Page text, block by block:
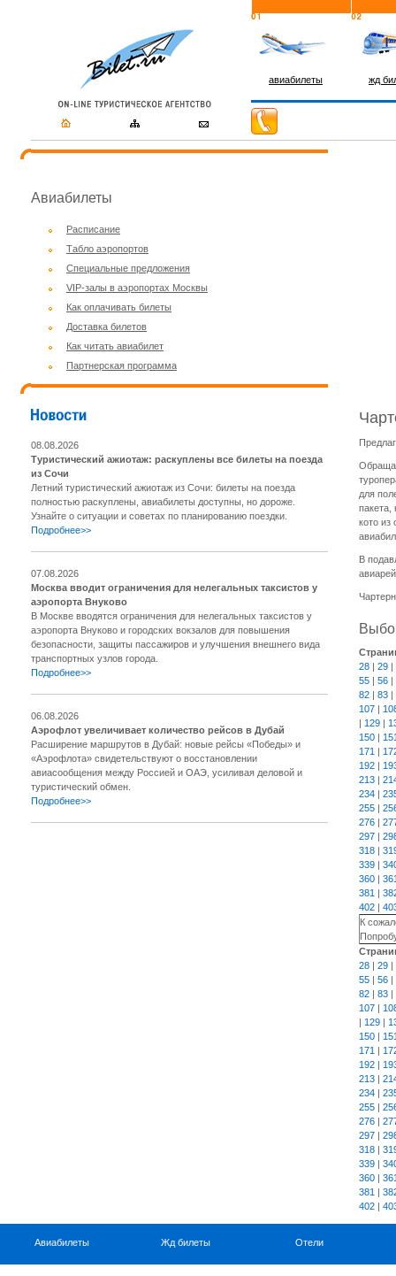
авиабилеты жд
Авиабилеты
Расписание
Табло аэропортов
Специальные предложения
VIP-залы в аэропортах Москвы
Как оплачивать билеты
Доставка билетов
Как читать авиабилет
Партнерская программа
08.08.2026
Туристический ажиотаж: раскуплены все билеты на поезда
из Сочи
Летний туристический ажиотаж из Сочи: билеты на поезда
полностью раскуплены, авиабилеты доступны, но дороже.
Узнайте о ситуации и советах по планированию поездки.
Подробнее>>
07.08.2026
Москва вводит ограничения для нелегальных таксистов у
аэропорта Внуково
В Москве вводятся ограничения для нелегальных таксистов у
аэропорта Внуково и городских вокзалов для повышения
безопасности, защиты пассажиров и улучшения внешнего вида
транспортных узлов города.
Подробнее>>
06.08.2026
Аэрофлот увеличивает количество рейсов в Дубай
Расширение маршрутов в Дубай: новые рейсы «Победы» и
«Аэрофлота» свидетельствуют о восстановлении
авиасообщения между Россией и ОАЭ, усиливая деловой и
туристический обмен.
Подробнее>>
для
пакета,
кото из
В
28 | 29 |
55 | 56 |
82 | 83 |
107 |
| 129 |
150 |
171 |
192 |
213 |
234 |
255 |
276 |
297 |
318 |
339 |
360 |
381 |
402 |
К
28 | 29 |
55 | 56 |
82 | 83 |
107 |
| 129 |
150 |
171 |
192 |
213 |
234 |
255 |
276 |
297 |
318 |
339 |
360 |
381 |
402 |
Авиабилеты Жд билеты Отели